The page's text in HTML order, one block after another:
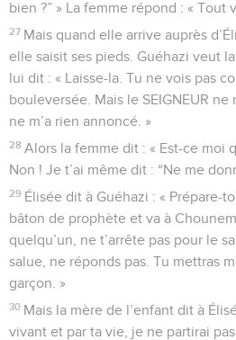
bien ?” » La femme répond : « Tout
27 Mais quand elle arrive auprès
elle saisit ses pieds. Guéhazi veut
lui dit : « Laisse-la. Tu ne vois pas
bouleversée. Mais le SEIGNEUR ne
ne m’a rien annoncé. »
28 Alors la femme dit : « Est-ce moi
Non ! Je t’ai même dit : “Ne me
29 Élisée dit à Guéhazi : « Prépare-
bâton de prophète et va à
quelqu’un, ne t’arrête pas pour le
salue, ne réponds pas. Tu mettras
garçon. »
30 Mais la mère de l’enfant dit à
vivant et par ta vie, je ne partirai